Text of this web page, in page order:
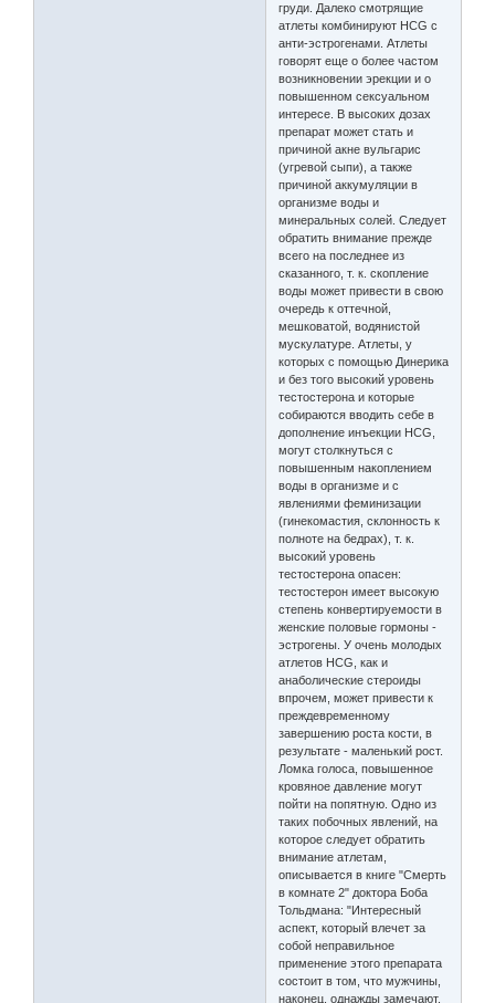
груди. Далеко смотрящие
атлеты комбинируют HCG с
анти-эстрогенами. Атлеты
говорят еще о более частом
возникновении эрекции и о
повышенном сексуальном
интересе. В высоких дозах
препарат может стать и
причиной акне вульгарис
(угревой сыпи), а также
причиной аккумуляции в
организме воды и
минеральных солей. Следует
обратить внимание прежде
всего на последнее из
сказанного, т. к. скопление
воды может привести в свою
очередь к оттечной,
мешковатой, водянистой
мускулатуре. Атлеты, у
которых с помощью Динерика
и без того высокий уровень
тестостерона и которые
собираются вводить себе в
дополнение инъекции HCG,
могут столкнуться с
повышенным накоплением
воды в организме и с
явлениями феминизации
(гинекомастия, склонность к
полноте на бедрах), т. к.
высокий уровень
тестостерона опасен:
тестостерон имеет высокую
степень конвертируемости в
женские половые гормоны -
эстрогены. У очень молодых
атлетов HCG, как и
анаболические стероиды
впрочем, может привести к
преждевременному
завершению роста кости, в
результате - маленький рост.
Ломка голоса, повышенное
кровяное давление могут
пойти на попятную. Одно из
таких побочных явлений, на
которое следует обратить
внимание атлетам,
описывается в книге "Смерть
в комнате 2" доктора Боба
Тольдмана: "Интересный
аспект, который влечет за
собой неправильное
применение этого препарата
состоит в том, что мужчины,
наконец, однажды замечают,